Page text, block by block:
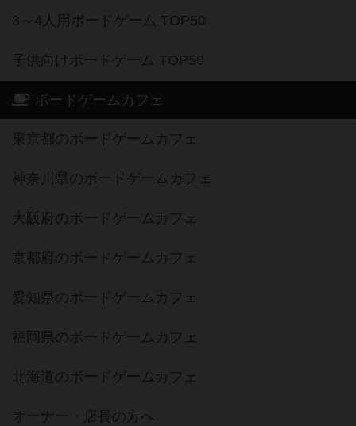
3～4人用ボードゲーム TOP50
子供向けボードゲーム TOP50
ボードゲームカフェ
東京都のボードゲームカフェ
神奈川県のボードゲームカフェ
大阪府のボードゲームカフェ
京都府のボードゲームカフェ
愛知県のボードゲームカフェ
福岡県のボードゲームカフェ
北海道のボードゲームカフェ
オーナー・店長の方へ